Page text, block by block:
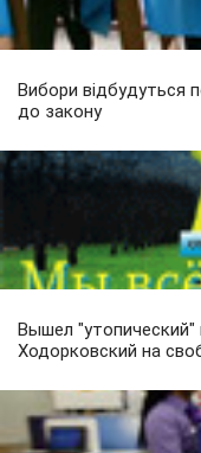
Вибори відбудуться
до закону
Вышел
Ходорковский на